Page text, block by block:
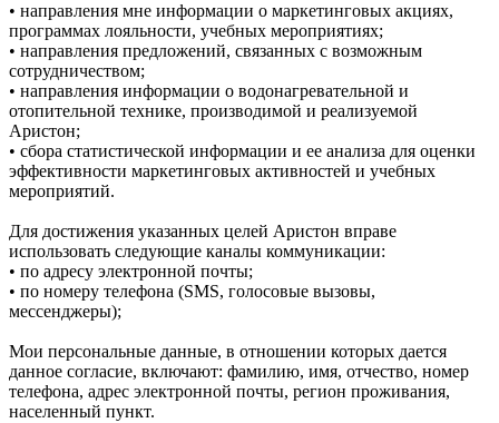
• направления мне информации о маркетинговых акциях,
программах лояльности, учебных мероприятиях;
• направления предложений, связанных с возможным
сотрудничеством;
• направления информации о водонагревательной и
отопительной технике, производимой и реализуемой
Аристон;
• сбора статистической информации и ее анализа для оценки
эффективности маркетинговых активностей и учебных
мероприятий.
Для достижения указанных целей Аристон вправе
использовать следующие каналы коммуникации:
• по адресу электронной почты;
• по номеру телефона (SMS, голосовые вызовы,
мессенджеры);
Мои персональные данные, в отношении которых дается
данное согласие, включают: фамилию, имя, отчество, номер
телефона, адрес электронной почты, регион проживания,
населенный пункт.